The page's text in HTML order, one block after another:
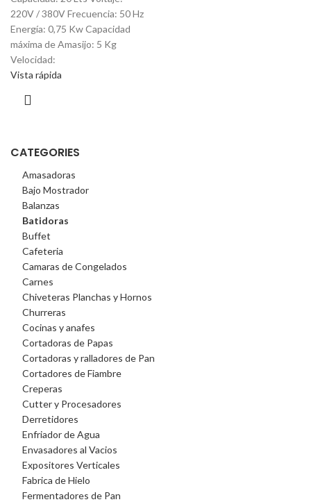
CATEGORIES
Amasadoras
Bajo Mostrador
Balanzas
Batidoras
Buffet
Cafeteria
Camaras de Congelados
Carnes
Chiveteras Planchas y Hornos
Churreras
Cocinas y anafes
Cortadoras de Papas
Cortadoras y ralladores de Pan
Cortadores de Fiambre
Creperas
Cutter y Procesadores
Derretidores
Enfriador de Agua
Envasadores al Vacios
Expositores Verticales
Fabrica de Hielo
Fermentadores de Pan
220V / 380V Frecuencia: 50 Hz
Energía: 0,75 Kw Capacidad
máxima de Amasijo: 5 Kg
Velocidad:
Vista rápida